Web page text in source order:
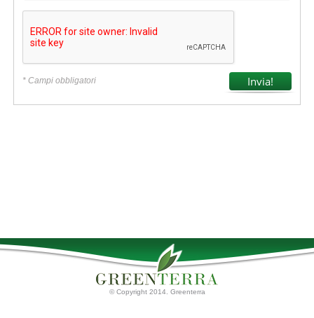
* Campi obbligatori
© Copyright 2014. Greenterra